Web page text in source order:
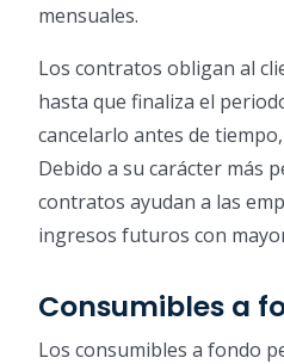
mensuales.
Los contratos obligan al
hasta que finaliza el
cancelarlo antes de
Debido a su carácter más
contratos ayudan a las
ingresos futuros con
Consumibles a
Los consumibles a fondo